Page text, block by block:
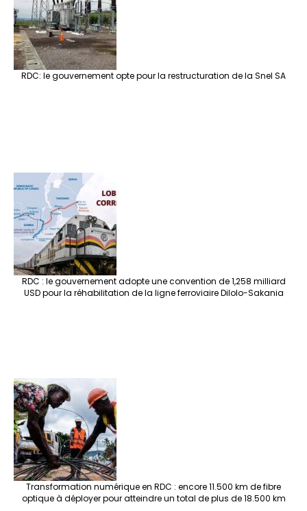
RDC: le gouvernement opte pour la restructuration de la Snel SA
RDC : le gouvernement adopte une convention de 1,258 milliard
USD pour la réhabilitation de la ligne ferroviaire Dilolo-Sakania
Transformation numérique en RDC : encore 11.500 km de fibre
optique à déployer pour atteindre un total de plus de 18.500 km